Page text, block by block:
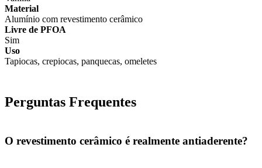
Material
Alumínio com revestimento cerâmico
Livre de PFOA
Sim
Uso
Tapiocas, crepiocas, panquecas, omeletes
Perguntas Frequentes
O revestimento cerâmico é realmente antiaderente?